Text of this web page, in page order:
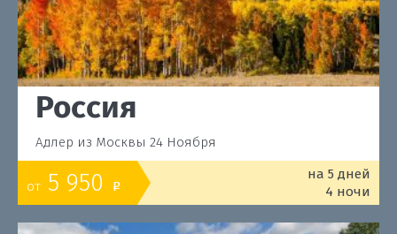
Россия
Адлер из Москвы 24 Ноября
от 5 950 o
на 5 дней
4 ночи